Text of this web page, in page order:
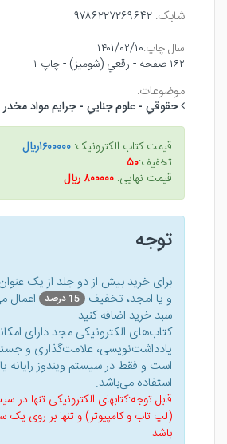
شابک: ۹۷۸۶۲۲۷۲۶۹۶۴۲
سال چاپ:۱۴۰۱/۰۲/۱۰
۱۶۲ صفحه - رقعي (شوميز) - چاپ ۱
موضوعات:
حقوقي - علوم جنايي - جرايم مواد مخدر
قیمت کتاب الکترونیک: ۱۶۰۰۰۰۰ريال
تخفیف:۵۰
قیمت نهایی: ۸۰۰۰۰۰ ريال
توجه
برای خرید بیش از دو جلد از یک
و یا امجد، تخفیف 15 درصد
اعمال
سبد خرید اضافه کنید.
کتاب‌های الکترونیکی مجد دارای
یادداشت‌نویسی، علامت‌گذاری و
است و فقط در سیستم ویندوز رایانه
استفاده می‌باشد.
قابل توجه:کتابهای الکترونیکی تنها در
(لپ تاب و کامپیوتر) و تنها بر روی یک
باشد